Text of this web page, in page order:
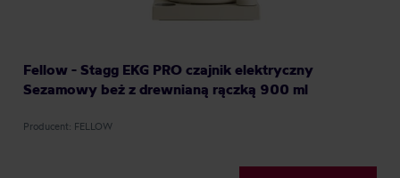
Fellow - Stagg EKG PRO czajnik elektryczny
Sezamowy beż z drewnianą rączką 900 ml
Producent: FELLOW